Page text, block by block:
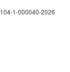
1-000040-2026